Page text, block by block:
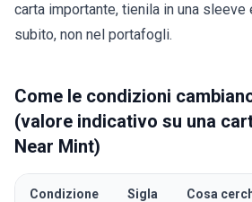
carta importante, tienila in una sleeve
subito, non nel portafogli.
Come le condizioni
(valore indicativo su una
Near Mint)
Condizione Sigla Cosa